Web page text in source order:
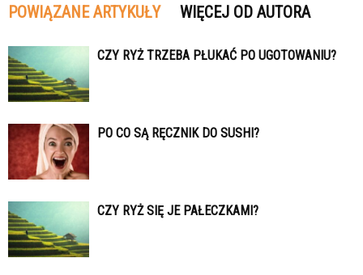
POWIĄZANE ARTYKUŁY WIĘCEJ OD AUTORA
CZY RYŻ TRZEBA PŁUKAĆ PO UGOTOWANIU?
PO CO SĄ RĘCZNIK DO SUSHI?
CZY RYŻ SIĘ JE PAŁECZKAMI?